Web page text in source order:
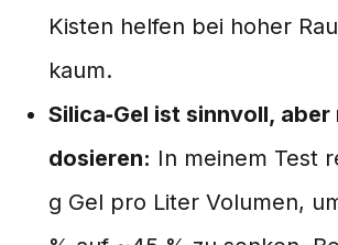
Kisten helfen bei hoher
kaum.
Silica‑Gel ist sinnvoll,
dosieren: In meinem Test
g Gel pro Liter Volumen,